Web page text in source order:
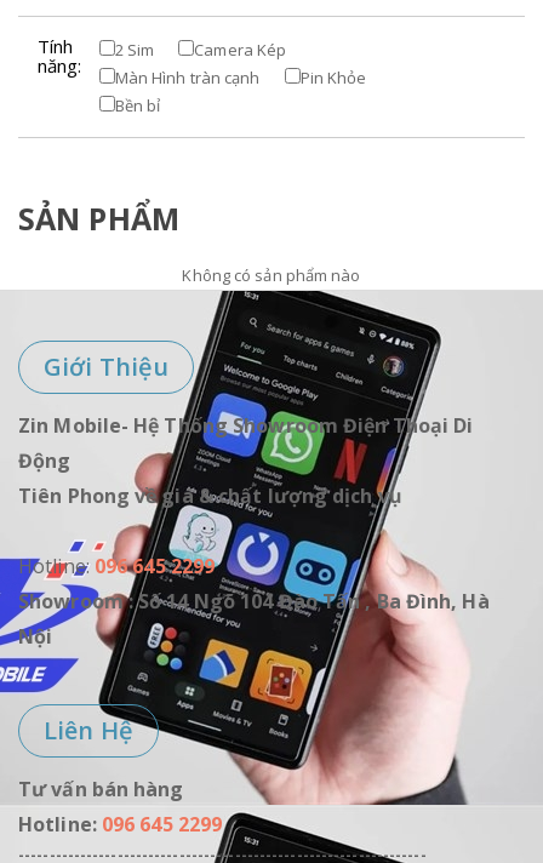
Tính
năng:
2 Sim
Camera Kép
Màn Hình tràn cạnh
Pin Khỏe
Bền bỉ
SẢN PHẨM
Không có sản phẩm nào
Giới Thiệu
Zin Mobile- Hệ Thống Showroom Điện Thoại Di
Động
Tiên Phong về giá & chất lượng dịch vụ
Hotline: 096 645 2299
Showroom : Số 14 Ngõ 104 Đào Tấn , Ba Đình, Hà
Nội
Liên Hệ
Tư vấn bán hàng
Hotline: 096 645 2299
------------------------------------------------------------------